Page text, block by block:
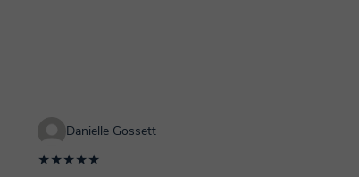
Danielle Gossett
★★★★★